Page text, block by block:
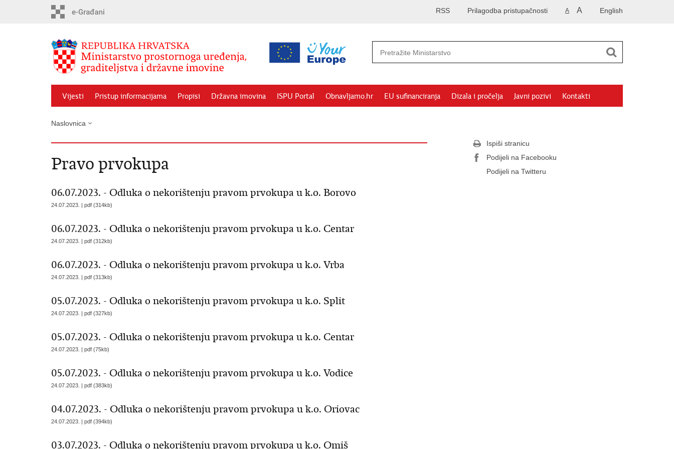
English
A A
Prilagodba pristupačnosti
RSS
Vijesti Pristup informacijama Propisi Državna imovina ISPU Portal Obnavljamo.hr EU sufinanciranja Dizala i pročelja Javni pozivi Kontakti
Naslovnica
Pravo prvokupa
06.07.2023. - Odluka o nekorištenju pravom prvokupa u k.o. Borovo
24.07.2023. | pdf (314kb)
06.07.2023. - Odluka o nekorištenju pravom prvokupa u k.o. Centar
24.07.2023. | pdf (312kb)
06.07.2023. - Odluka o nekorištenju pravom prvokupa u k.o. Vrba
24.07.2023. | pdf (313kb)
05.07.2023. - Odluka o nekorištenju pravom prvokupa u k.o. Split
24.07.2023. | pdf (327kb)
05.07.2023. - Odluka o nekorištenju pravom prvokupa u k.o. Centar
24.07.2023. | pdf (75kb)
05.07.2023. - Odluka o nekorištenju pravom prvokupa u k.o. Vodice
24.07.2023. | pdf (383kb)
04.07.2023. - Odluka o nekorištenju pravom prvokupa u k.o. Oriovac
24.07.2023. | pdf (394kb)
03.07.2023. - Odluka o nekorištenju pravom prvokupa u k.o. Omiš
Ispiši stranicu
Podijeli na Facebooku
Podijeli na Twitteru